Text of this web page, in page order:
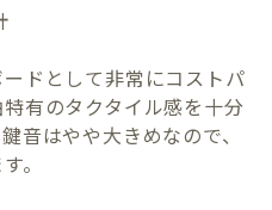
ドとして非常にコストパ
有のタクタイル感を十分
音はやや大きめなので、
。